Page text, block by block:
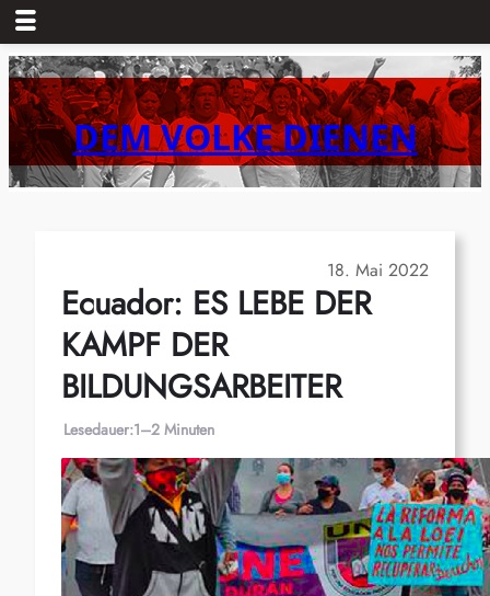
Zum
Inhalt
springenDEM VOLKE DIENEN
18. Mai 2022
Ecuador: ES LEBE DER
KAMPF DER
BILDUNGSARBEITER
Lesedauer:1–2 Minuten